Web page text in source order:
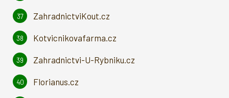
ZahradnictviKout.cz
Kotvicnikovafarma.cz
Zahradnictvi-U-Rybniku.cz
Florianus.cz